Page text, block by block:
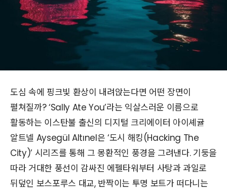
도심 속에 핑크빛 환상이 내려앉는다면 어떤 장면이
펼쳐질까? ‘Sally Ate You’라는 익살스러운 이름으로
활동하는 이스탄불 출신의 디지털 크리에이터 아이셰귤
알트넬 Aysegül Altınel은 ‘도시 해킹(Hacking The
City)’ 시리즈를 통해 그 몽환적인 풍경을 그려낸다. 기둥을
따라 거대한 풍선이 감싸진 에펠타워부터 사탕과 과일로
뒤덮인 보스포루스 대교, 반짝이는 투명 보트가 떠다니는